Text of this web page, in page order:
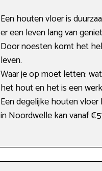
Een houten vloer is
er een leven lang van
Door noesten komt het
leven.
Waar je op moet letten:
het hout en het is een
Een degelijke houten
in Noordwelle kan vanaf